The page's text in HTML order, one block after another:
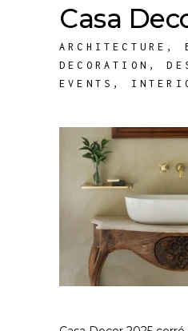
Casa
ARCHITECTURE ,
DECORATION ,
EVENTS ,